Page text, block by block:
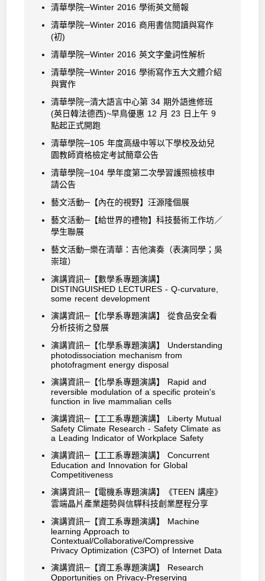
清華學院─Winter 2016 學術英文簡報
清華學院─Winter 2016 商用書信閱讀與寫作
(初)
清華學院─Winter 2016 英文字彙詞性解析
清華學院─Winter 2016 學術寫作五大文體介紹
與實作
清華學院─清大語言中心第 34 期外語進修班
(英日韓法德西)~早鳥優惠 12 月 23 日上午 9
點起正式開跑
清華學院─105 年度高級中等以下學校及幼兒
園教師資格檢定考試簡章公告
清華學院─104 學年度第二次學習護照檢核申
請公告
藝文活動─【內在的視野】汪源隆個展
藝文活動─【給世界的禮物】科技藝術工作坊／
學生聯展
藝文活動─樂在清華：吉他演奏（表演同學；吳
崇瑄）
演講資訊─【數學系專題演講】
DISTINGUISHED LECTURES - Q-curvature,
some recent development
演講資訊─【化學系專題演講】 從食品安全看
分析技術之發展
演講資訊─【化學系專題演講】 Understanding
photodissociation mechanism from
photofragment energy disposal
演講資訊─【化學系專題演講】 Rapid and
reversible modulation of a specific protein's
function in live mammalian cells
演講資訊─【工工系專題演講】 Liberty Mutual
Safety Climate Research - Safety Climate as
a Leading Indicator of Workplace Safety
演講資訊─【工工系專題演講】 Concurrent
Education and Innovation for Global
Competitiveness
演講資訊─【電機系專題演講】《TEEN 講座》
雲端晶片產業趨勢與信驊科技創業歷程分享
演講資訊─【資工系專題演講】 Machine
learning Approach to
Contextual/Collaborative/Compressive
Privacy Optimization (C3PO) of Internet Data
演講資訊─【資工系專題演講】 Research
Opportunities on Privacy-Preserving